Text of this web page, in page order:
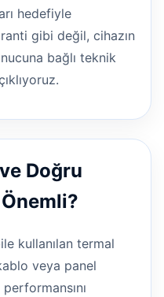
hedefiyle
gibi değil, cihazın
bağlı teknik
Doğru
kullanılan termal
veya panel